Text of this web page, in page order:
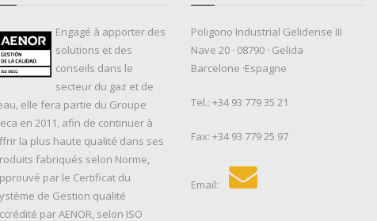
Engagé à apporter des
solutions et des
conseils dans le
secteur du gaz et de
elle fera partie du Groupe
en 2011, afin de continuer à
la plus haute qualité dans ses
fabriqués selon Norme,
par le Certificat du
de Gestion qualité
par AENOR, selon ISO
Poligono Industrial Gelidense III
Nave 20 · 08790 · Gelida
Barcelone ·Espagne
Tel.: +34 93 779 35 21
Fax: +34 93 779 25 97
Email: